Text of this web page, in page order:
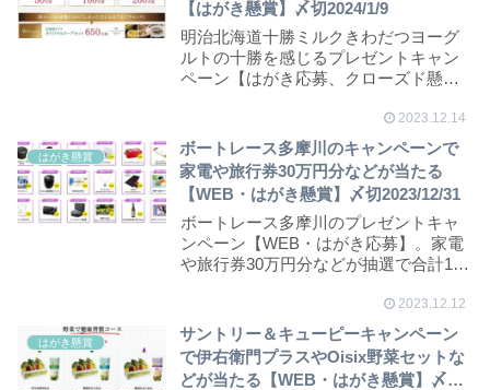
【はがき懸賞】〆切2024/1/9
明治北海道十勝ミルクきわだつヨーグ
ルトの十勝を感じるプレゼントキャン
ペーン【はがき応募、クローズド懸
2023.12.14
はがき懸賞
ボートレース多摩川のキャンペーンで
家電や旅行券30万円分などが当たる
【WEB・はがき懸賞】〆切2023/12/31
ボートレース多摩川のプレゼントキャ
ンペーン【WEB・はがき応募】。家電
や旅行券30万円分などが抽選で合計100
2023.12.12
はがき懸賞
サントリー＆キューピーキャンペーン
で伊右衛門プラスやOisix野菜セットな
どが当たる【WEB・はがき懸賞】〆切